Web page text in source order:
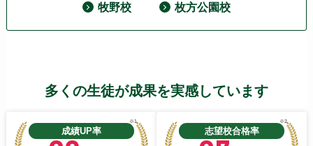
牧野校 枚方公園校
多くの生徒が成果を実感しています
成績UP率
※1
志望校合格率
※2